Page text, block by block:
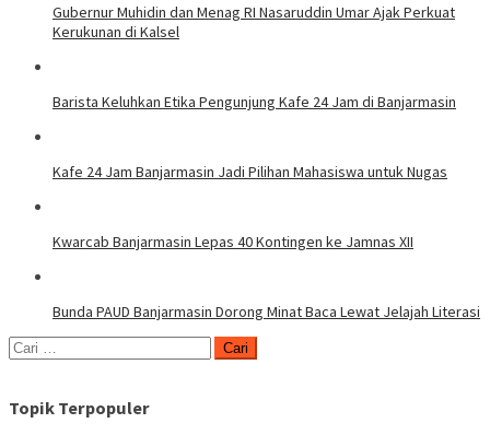
Gubernur Muhidin dan Menag RI Nasaruddin Umar Ajak Perkuat
Kerukunan di Kalsel
Barista Keluhkan Etika Pengunjung Kafe 24 Jam di Banjarmasin
Kafe 24 Jam Banjarmasin Jadi Pilihan Mahasiswa untuk Nugas
Kwarcab Banjarmasin Lepas 40 Kontingen ke Jamnas XII
Bunda PAUD Banjarmasin Dorong Minat Baca Lewat Jelajah Literasi
Cari
untuk:
Topik Terpopuler